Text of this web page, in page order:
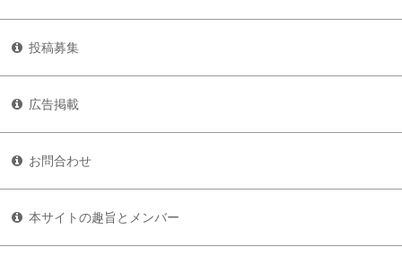
投稿募集
広告掲載
お問合わせ
本サイトの趣旨とメンバー